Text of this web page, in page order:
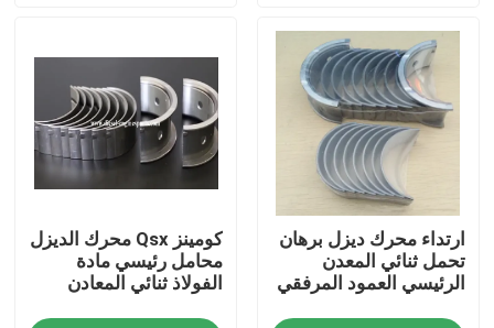
أشرطة فيديو
عرض الواقع الافتراضي
حول بنا
جولة في المعمل
ارتداء محرك ديزل برهان
تحمل ثنائي المعدن
الرئيسي العمود المرفقي
كومينز Qsx محرك الديزل
محامل رئيسي مادة
الفولاذ ثنائي المعادن